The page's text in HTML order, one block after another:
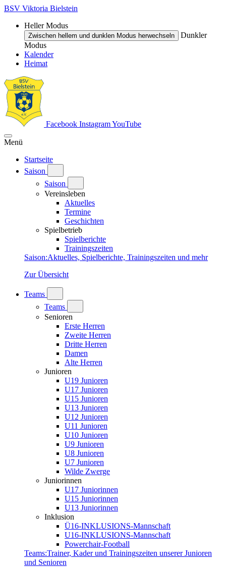
BSV Viktoria Bielstein
Heller Modus
Zwischen hellem und dunklen Modus herwechseln
Dunkler
Modus
Kalender
Heimat
Facebook InstagramYouTube
Menü
Startseite
Saison
Saison
Vereinsleben
Aktuelles
Termine
Geschichten
Spielbetrieb
Spielberichte
Trainingszeiten
Saison:Aktuelles, Spielberichte, Trainingszeiten und mehr
Zur Übersicht
Teams
Teams
Senioren
Erste Herren
Zweite Herren
Dritte Herren
Damen
Alte Herren
Junioren
U19 Junioren
U17 Junioren
U15 Junioren
U13 Junioren
U12 Junioren
U11 Junioren
U10 Junioren
U9 Junioren
U8 Junioren
U7 Junioren
Wilde Zwerge
Juniorinnen
U17 Juniorinnen
U15 Juniorinnen
U13 Juniorinnen
Inklusion
Ü16-INKLUSIONS-Mannschaft
U16-INKLUSIONS-Mannschaft
Powerchair-Football
Teams:Trainer, Kader und Trainingszeiten unserer Junioren
und Senioren